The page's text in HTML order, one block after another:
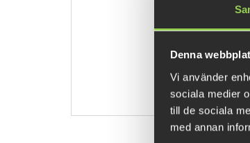
Denna
Vi använder
sociala medier
till de sociala
med annan